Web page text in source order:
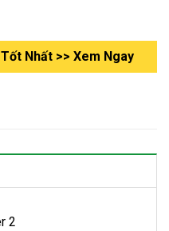
Nhất >> Xem Ngay
2